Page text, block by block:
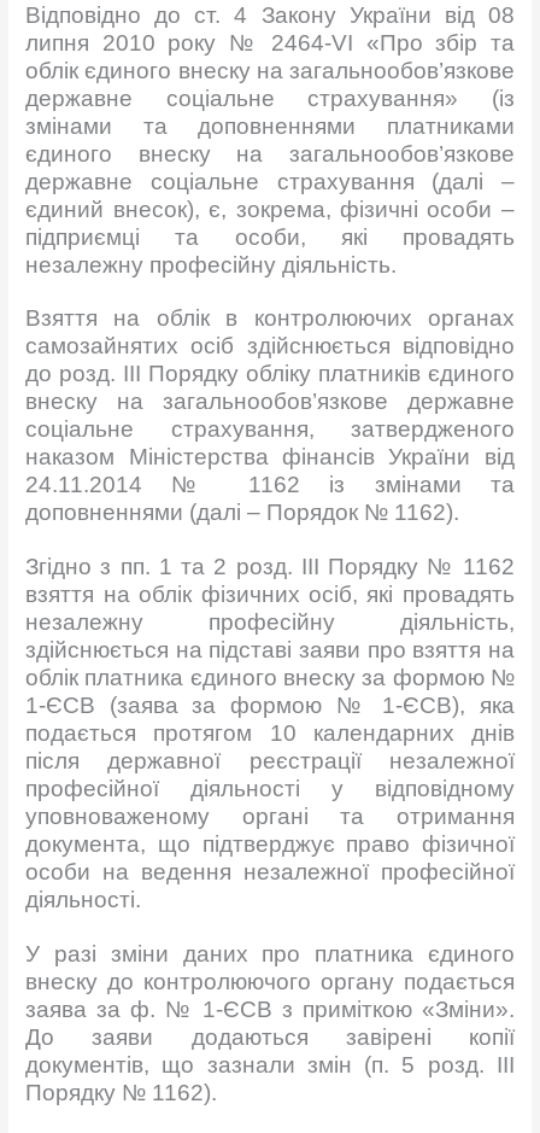
Відповідно до ст. 4 Закону України від 08
липня 2010 року № 2464-VI «Про збір та
облік єдиного внеску на загальнообов’язкове
державне соціальне страхування» (із
змінами та доповненнями платниками
єдиного внеску на загальнообов’язкове
державне соціальне страхування (далі –
єдиний внесок), є, зокрема, фізичні особи –
підприємці та особи, які провадять
незалежну професійну діяльність.
Взяття на облік в контролюючих органах
самозайнятих осіб здійснюється відповідно
до розд. ІІІ Порядку обліку платників єдиного
внеску на загальнообов’язкове державне
соціальне страхування, затвердженого
наказом Міністерства фінансів України від
24.11.2014 № 1162 із змінами та
доповненнями (далі – Порядок № 1162).
Згідно з пп. 1 та 2 розд. ІІІ Порядку № 1162
взяття на облік фізичних осіб, які провадять
незалежну професійну діяльність,
здійснюється на підставі заяви про взяття на
облік платника єдиного внеску за формою №
1-ЄСВ (заява за формою № 1-ЄСВ), яка
подається протягом 10 календарних днів
після державної реєстрації незалежної
професійної діяльності у відповідному
уповноваженому органі та отримання
документа, що підтверджує право фізичної
особи на ведення незалежної професійної
діяльності.
У разі зміни даних про платника єдиного
внеску до контролюючого органу подається
заява за ф. № 1-ЄСВ з приміткою «Зміни».
До заяви додаються завірені копії
документів, що зазнали змін (п. 5 розд. ІІІ
Порядку № 1162).